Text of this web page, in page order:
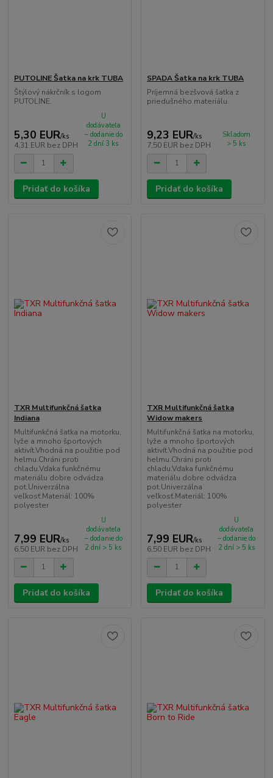
PUTOLINE Šatka na krk TUBA
Štýlový nákrčník s logom
PUTOLINE.
5,30 EUR/ks
4,31 EUR bez DPH
U
dodávateľa
– dodanie do
2 dní 3 ks
Pridať do košíka
SPADA Šatka na krk TUBA
Príjemná bezšvová šatka z
priedušného materiálu.
9,23 EUR/ks
7,50 EUR bez DPH
Skladom
> 5 ks
Pridať do košíka
TXR Multifunkčná šatka
Indiana
Multifunkčná šatka na motorku,
lyže a mnoho športových
aktivít.Vhodná na použitie pod
helmu.Chráni proti
chladu.Vďaka funkčnému
materiálu dobre odvádza
pot.Univerzálna
veľkosť.Materiál: 100%
polyester
7,99 EUR/ks
6,50 EUR bez DPH
U
dodávateľa
– dodanie do
2 dní > 5 ks
Pridať do košíka
TXR Multifunkčná šatka
Widow makers
Multifunkčná šatka na motorku,
lyže a mnoho športových
aktivít.Vhodná na použitie pod
helmu.Chráni proti
chladu.Vďaka funkčnému
materiálu dobre odvádza
pot.Univerzálna
veľkosť.Materiál: 100%
polyester
7,99 EUR/ks
6,50 EUR bez DPH
U
dodávateľa
– dodanie do
2 dní > 5 ks
Pridať do košíka